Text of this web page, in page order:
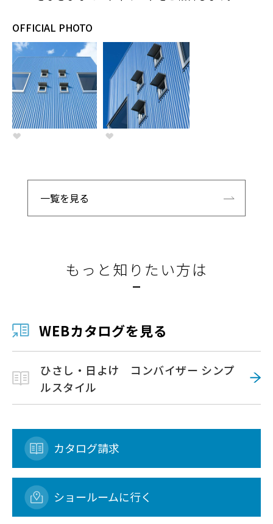
OFFICIAL PHOTO
一覧を見る
もっと知りたい方は
WEBカタログを見る
ひさし・日よけ コンバイザー シンプ
ルスタイル
カタログ請求
ショールームに行く